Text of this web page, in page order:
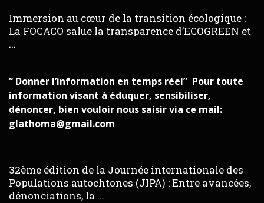
Immersion au cœur de la transition écologique :
La FOCACO salue la transparence d’ECOGREEN et
...
“ Donner l’information en temps réel” Pour toute
information visant à éduquer, sensibiliser,
dénoncer, bien vouloir nous saisir via ce mail:
glathoma@gmail.com
32ème édition de la Journée internationale des
Populations autochtones (JIPA) : Entre avancées,
dénonciations, la ...